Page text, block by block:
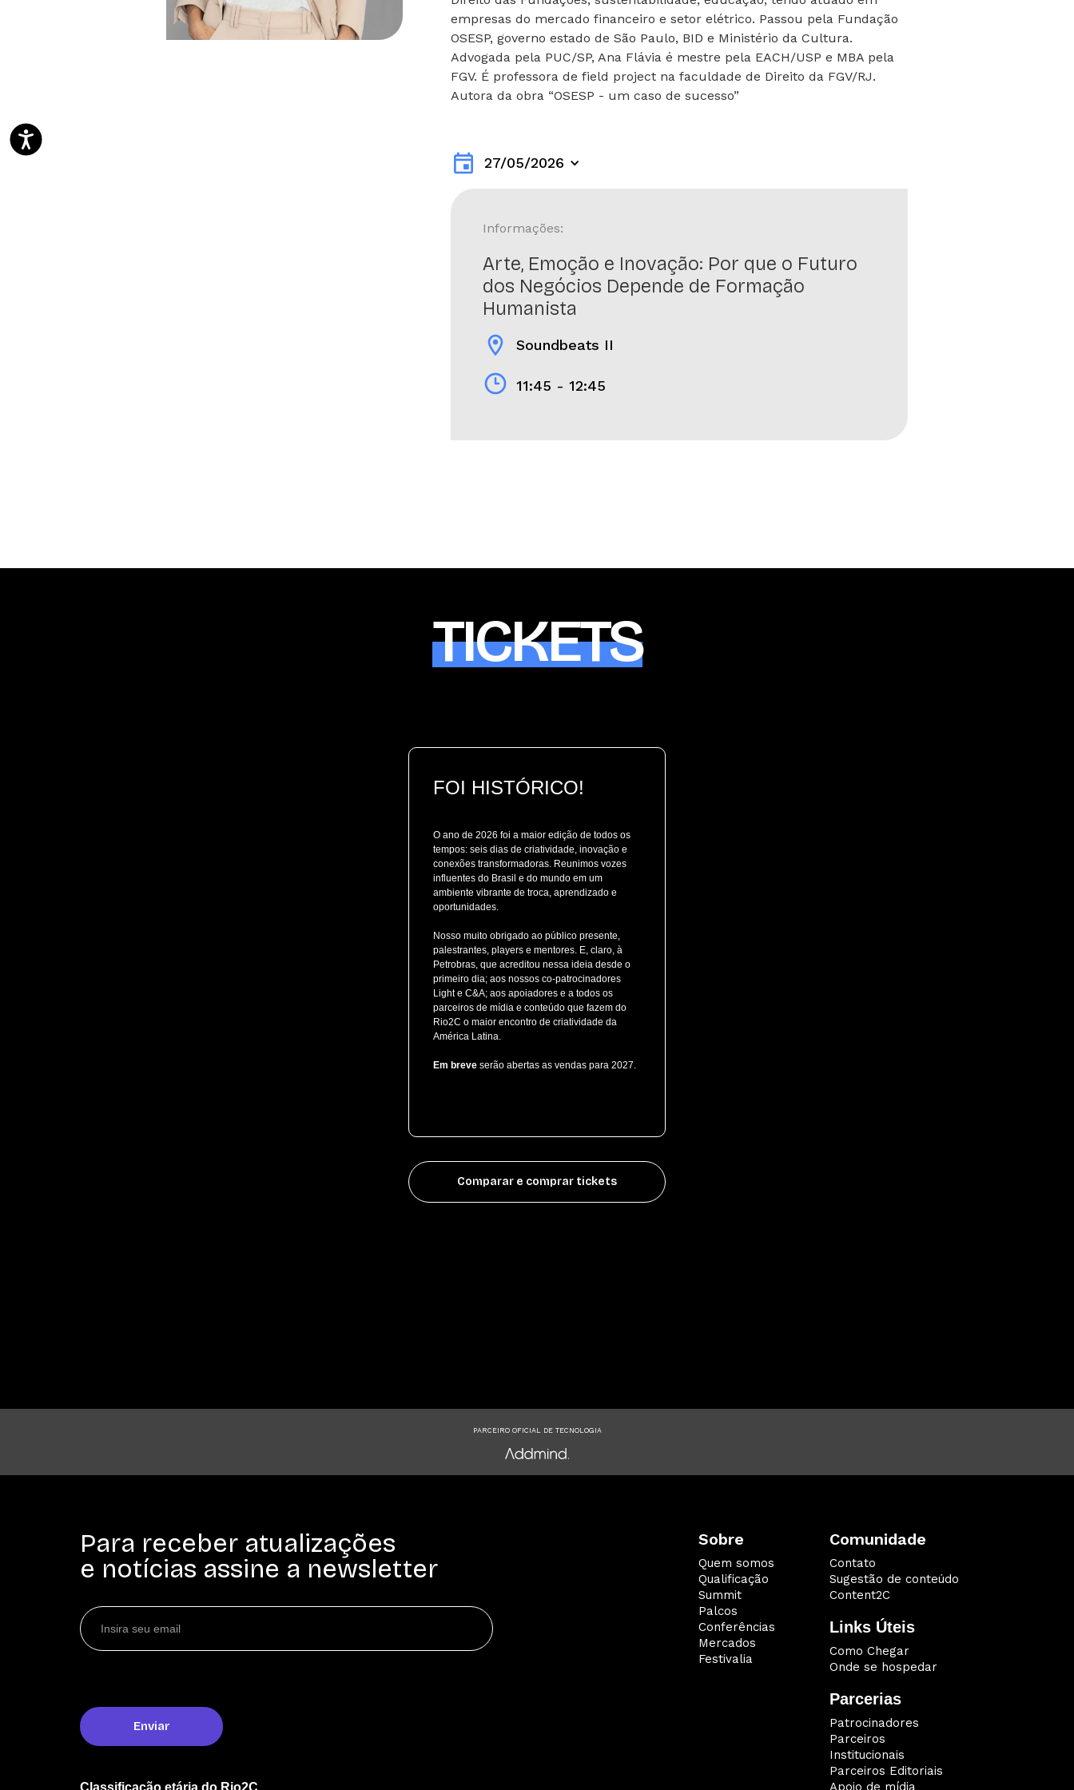
empresas do mercado financeiro e setor elétrico. Passou pela Fundação
OSESP, governo estado de São Paulo, BID e Ministério da Cultura.
Advogada pela PUC/SP, Ana Flávia é mestre pela EACH/USP e MBA pela
FGV. É professora de field project na faculdade de Direito da FGV/RJ.
Autora da obra “OSESP - um caso de sucesso”
event 27/05/2026
Informações:
Arte, Emoção e Inovação: Por que o Futuro
dos Negócios Depende de Formação
Humanista
location_on Soundbeats II
11:45 - 12:45
TICKETS
FOI HISTÓRICO!
O ano de 2026 foi a maior edição de todos os
tempos: seis dias de criatividade, inovação e
conexões transformadoras. Reunimos vozes
influentes do Brasil e do mundo em um
ambiente vibrante de troca, aprendizado e
oportunidades.
Nosso muito obrigado ao público presente,
palestrantes, players e mentores. E, claro, à
Petrobras, que acreditou nessa ideia desde o
primeiro dia; aos nossos co-patrocinadores
Light e C&A; aos apoiadores e a todos os
parceiros de mídia e conteúdo que fazem do
Rio2C o maior encontro de criatividade da
América Latina.
Em breveserão abertas as vendas para 2027.
Comparar e comprar tickets
PARCEIRO OFICIAL DE TECNOLOGIA
Para receber atualizações
e notícias assine a newsletter
Classificação etária do Rio2C
Sobre
Quem somos
Qualificação
Summit
Palcos
Conferências
Mercados
Festivalia
Comunidade
Contato
Sugestão de conteúdo
Content2C
Links Úteis
Como Chegar
Onde se hospedar
Parcerias
Patrocinadores
Parceiros
Institucionais
Parceiros Editoriais
Apoio de mídia